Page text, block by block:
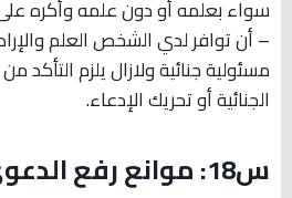
سواء بعلمه أو دون علمه وأكره على
– أن توافر لدي الشخص العلم
مسئولية جنائية ولازال يلزم التأكد
الجنائية أو تحريك الإدعاء.
س18: موانع رفع الدعوى الجنائية؟